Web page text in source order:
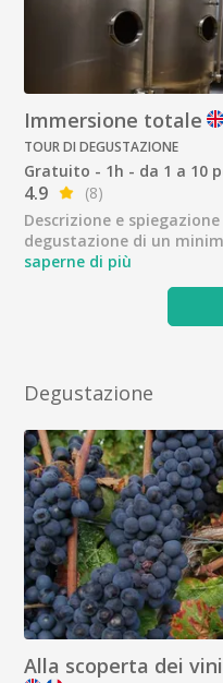
Immersione totale
TOUR DI DEGUSTAZIONE
Gratuito - 1h - da 1 a 10
4.9
(8)
Descrizione e
degustazione di un
saperne di più
Degustazione
Alla scoperta dei